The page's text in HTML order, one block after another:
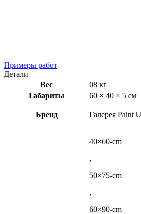
Примеры работ
Детали
Вес
08 кг
Габариты
60 × 40 × 5 см
Бренд Галерея Paint
40×60-cm
,
50×75-cm
,
60×90-cm